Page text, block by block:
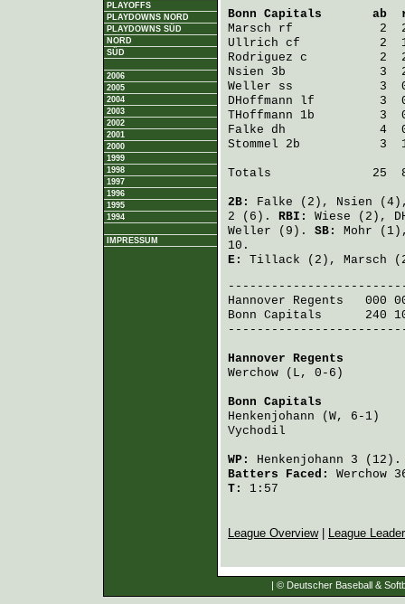
PLAYOFFS
PLAYDOWNS NORD
PLAYDOWNS SÜD
NORD
SÜD
2006
2005
2004
2003
2002
2001
2000
1999
1998
1997
1996
1995
1994
IMPRESSUM
Bonn Capitals
ab
Marsch rf            2  2
Ullrich cf           2  1
Rodriguez c          2  2
Nsien 3b             3  2
Weller ss            3  0
DHoffmann lf         3  0
THoffmann 1b         3
Falke dh             4  0
Stommel 2b           3  1
Totals              25
2B: Falke (2), Nsien
2 (6). RBI: Wiese (2),
Weller (9). SB: Mohr
10.
E: Tillack (2), Marsch
Hannover Regents
000
Bonn Capitals
240
Hannover Regents
Werchow (L, 0-6)
Bonn Capitals
Henkenjohann (W, 6-1)
Vychodil
WP: Henkenjohann 3
Batters Faced: Werchow
T:
1:57
League Overview| League
| © Deutscher Baseball &